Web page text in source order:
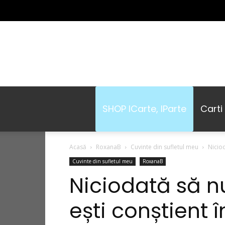
SHOP ICarte, IParte Carti
Acasă RoxanaB Cuvinte din sufletul meu
Cuvinte din sufletul meu RoxanaB
Niciodată să
ești conștient